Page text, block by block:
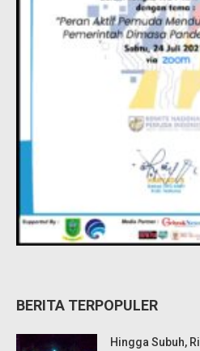
BERITA TERPOPULER
Hingga Subuh,